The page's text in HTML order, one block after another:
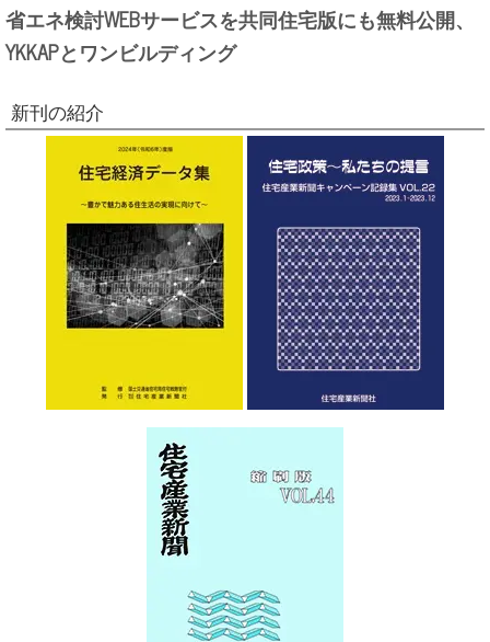
省エネ検討WEBサービスを共同住宅版にも無料公開、
YKKAPとワンビルディング
新刊の紹介